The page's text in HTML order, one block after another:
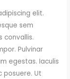
elit.
sem
convallis.
Pulvinar
egestas. Iaculis
posuere. Ut